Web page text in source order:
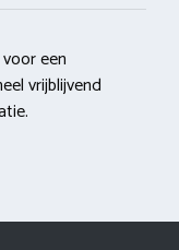
een
vrijblijvend